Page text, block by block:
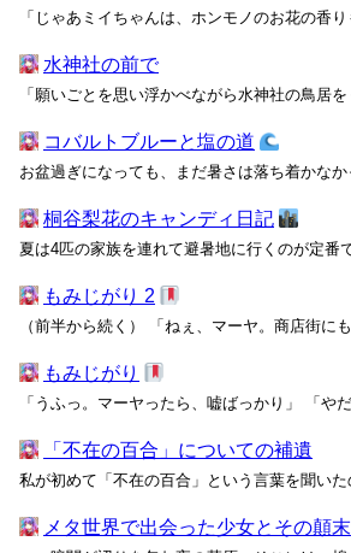
水神社の前で
コバルトブルーと塩の道
桐谷梨花のキャンディ日記
もみじがり 2
もみじがり
「不在の百合」についての補遺
メタ世界で出会った少女とその顛末